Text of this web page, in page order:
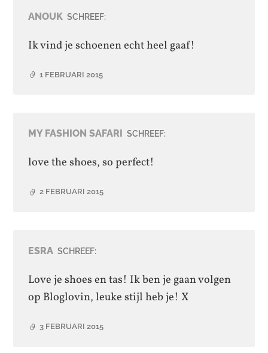
ANOUK SCHREEF:
Ik vind je schoenen echt heel gaaf!
1 FEBRUARI 2015
MY FASHION SAFARI SCHREEF:
love the shoes, so perfect!
2 FEBRUARI 2015
ESRA SCHREEF:
Love je shoes en tas! Ik ben je gaan volgen
op Bloglovin, leuke stijl heb je! X
3 FEBRUARI 2015